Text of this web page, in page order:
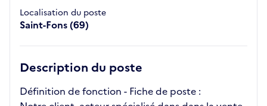
Localisation du poste
Saint-Fons (69)
Description du poste
Définition de fonction - Fiche de poste :